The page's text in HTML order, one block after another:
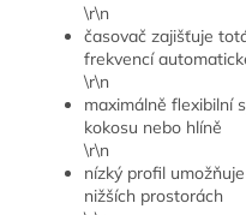
\r\n
časovač zajišťuje
frekvencí
\r\n
maximálně flexibilní
kokosu nebo hlíně
\r\n
nízký profil
nižších prostorách